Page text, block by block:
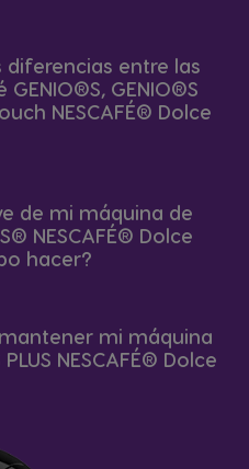
diferencias entre las
GENIO®S
NESCAFÉ® Dolce
de mi máquina de
NESCAFÉ® Dolce
hacer?
mi máquina
NESCAFÉ® Dolce